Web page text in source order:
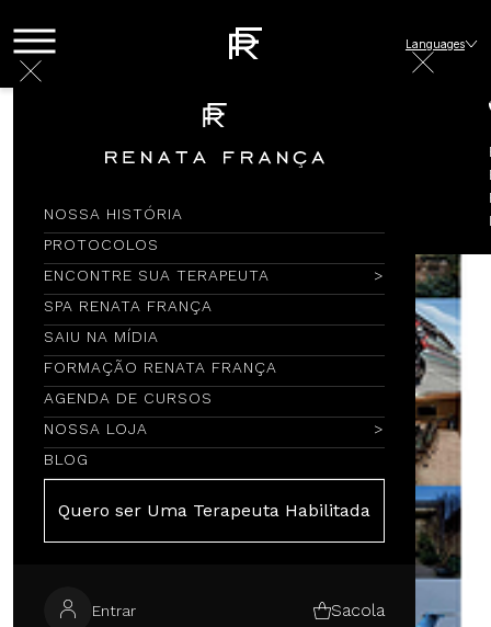
NOSSA HISTÓRIA
PROTOCOLOS
ENCONTRE SUA TERAPEUTA
SPA RENATA FRANÇA
SAIU NA MÍDIA
FORMAÇÃO RENATA FRANÇA
AGENDA DE CURSOS
NOSSA LOJA
BLOG
Quero ser Uma Terapeuta Habilitada
Entrar Sacola
Languages